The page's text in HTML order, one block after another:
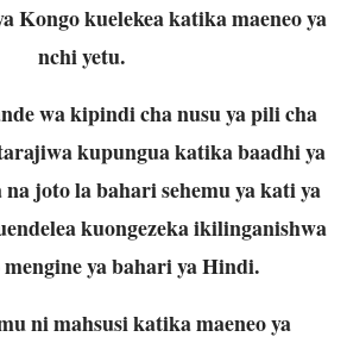
Kongo kuelekea katika maeneo ya
nchi yetu.
wa kipindi cha nusu ya pili cha
kupungua katika baadhi ya
joto la bahari sehemu ya kati ya
kuongezeka ikilinganishwa
mengine ya bahari ya Hindi.
ni mahsusi katika maeneo ya